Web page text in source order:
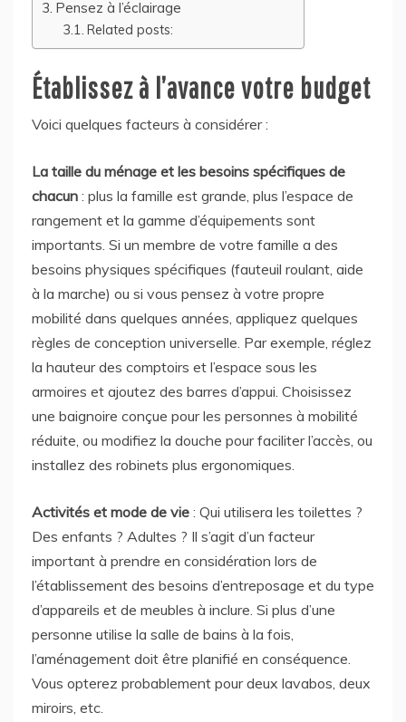
Pensez à l’éclairage
Related posts:
Établissez à l’avance votre budget
Voici quelques facteurs à considérer :
La taille du ménage et les besoins spécifiques de
chacun : plus la famille est grande, plus l’espace de
rangement et la gamme d’équipements sont
importants. Si un membre de votre famille a des
besoins physiques spécifiques (fauteuil roulant, aide
à la marche) ou si vous pensez à votre propre
mobilité dans quelques années, appliquez quelques
règles de conception universelle. Par exemple, réglez
la hauteur des comptoirs et l’espace sous les
armoires et ajoutez des barres d’appui. Choisissez
une baignoire conçue pour les personnes à mobilité
réduite, ou modifiez la douche pour faciliter l’accès, ou
installez des robinets plus ergonomiques.
Activités et mode de vie : Qui utilisera les toilettes ?
Des enfants ? Adultes ? Il s’agit d’un facteur
important à prendre en considération lors de
l’établissement des besoins d’entreposage et du type
d’appareils et de meubles à inclure. Si plus d’une
personne utilise la salle de bains à la fois,
l’aménagement doit être planifié en conséquence.
Vous opterez probablement pour deux lavabos, deux
miroirs, etc.